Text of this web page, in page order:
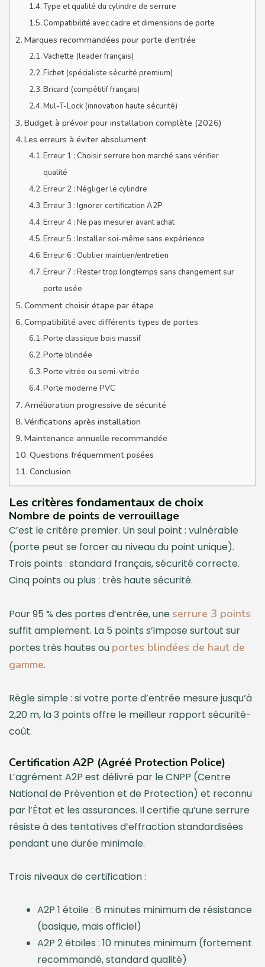
Type et qualité du cylindre de serrure
Compatibilité avec cadre et dimensions de porte
Marques recommandées pour porte d’entrée
Vachette (leader français)
Fichet (spécialiste sécurité premium)
Bricard (compétitif français)
Mul-T-Lock (innovation haute sécurité)
Budget à prévoir pour installation complète (2026)
Les erreurs à éviter absolument
Erreur 1 : Choisir serrure bon marché sans vérifier
qualité
Erreur 2 : Négliger le cylindre
Erreur 3 : Ignorer certification A2P
Erreur 4 : Ne pas mesurer avant achat
Erreur 5 : Installer soi-même sans expérience
Erreur 6 : Oublier maintien/entretien
Erreur 7 : Rester trop longtemps sans changement sur
porte usée
Comment choisir étape par étape
Compatibilité avec différents types de portes
Porte classique bois massif
Porte blindée
Porte vitrée ou semi-vitrée
Porte moderne PVC
Amélioration progressive de sécurité
Vérifications après installation
Maintenance annuelle recommandée
Questions fréquemment posées
Conclusion
Les critères fondamentaux de choix
Nombre de points de verrouillage
C’est le critère premier. Un seul point : vulnérable
(porte peut se forcer au niveau du point unique).
Trois points : standard français, sécurité correcte.
Cinq points ou plus : très haute sécurité.
Pour 95 % des portes d’entrée, uneserrure 3 points
suffit amplement. La 5 points s’impose surtout sur
portes très hautes ou portes blindées de haut de
gamme.
Règle simple : si votre porte d’entrée mesure jusqu’à
2,20 m, la 3 points offre le meilleur rapport sécurité-
coût.
Certification A2P (Agréé Protection Police)
L’agrément A2P est délivré par le CNPP (Centre
National de Prévention et de Protection) et reconnu
par l’État et les assurances. Il certifie qu’une serrure
résiste à des tentatives d’effraction standardisées
pendant une durée minimale.
Trois niveaux de certification :
A2P 1 étoile : 6 minutes minimum de résistance
(basique, mais officiel)
A2P 2 étoiles : 10 minutes minimum (fortement
recommandé, standard qualité)